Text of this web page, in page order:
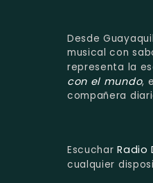
Desde
musical con
representa la
con el mundo,
compañera
EscucharRadio
cualquier